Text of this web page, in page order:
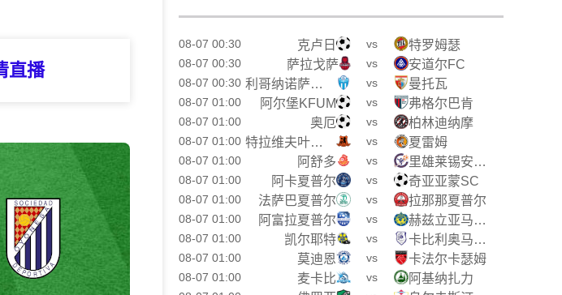
直播
08-07 00:30 克卢日 vs 特罗姆瑟
08-07 00:30 萨拉戈萨 vs 安道尔FC
08-07 00:30 利哥纳诺萨卢斯 vs 曼托瓦
08-07 01:00 阿尔堡KFUM vs 弗格尔巴肯
08-07 01:00 奥厄 vs 柏林迪纳摩
08-07 01:00 特拉维夫叶胡达 vs 夏雷姆
08-07 01:00 阿舒多 vs 里雄莱锡安夏普尔
08-07 01:00 阿卡夏普尔 vs 奇亚亚蒙SC
08-07 01:00 法萨巴夏普尔 vs 拉那那夏普尔
08-07 01:00 阿富拉夏普尔 vs 赫兹立亚马卡比
08-07 01:00 凯尔耶特 vs 卡比利奥马卡比
08-07 01:00 莫迪恩 vs 卡法尔卡瑟姆
08-07 01:00 麦卡比 vs 阿基纳扎力